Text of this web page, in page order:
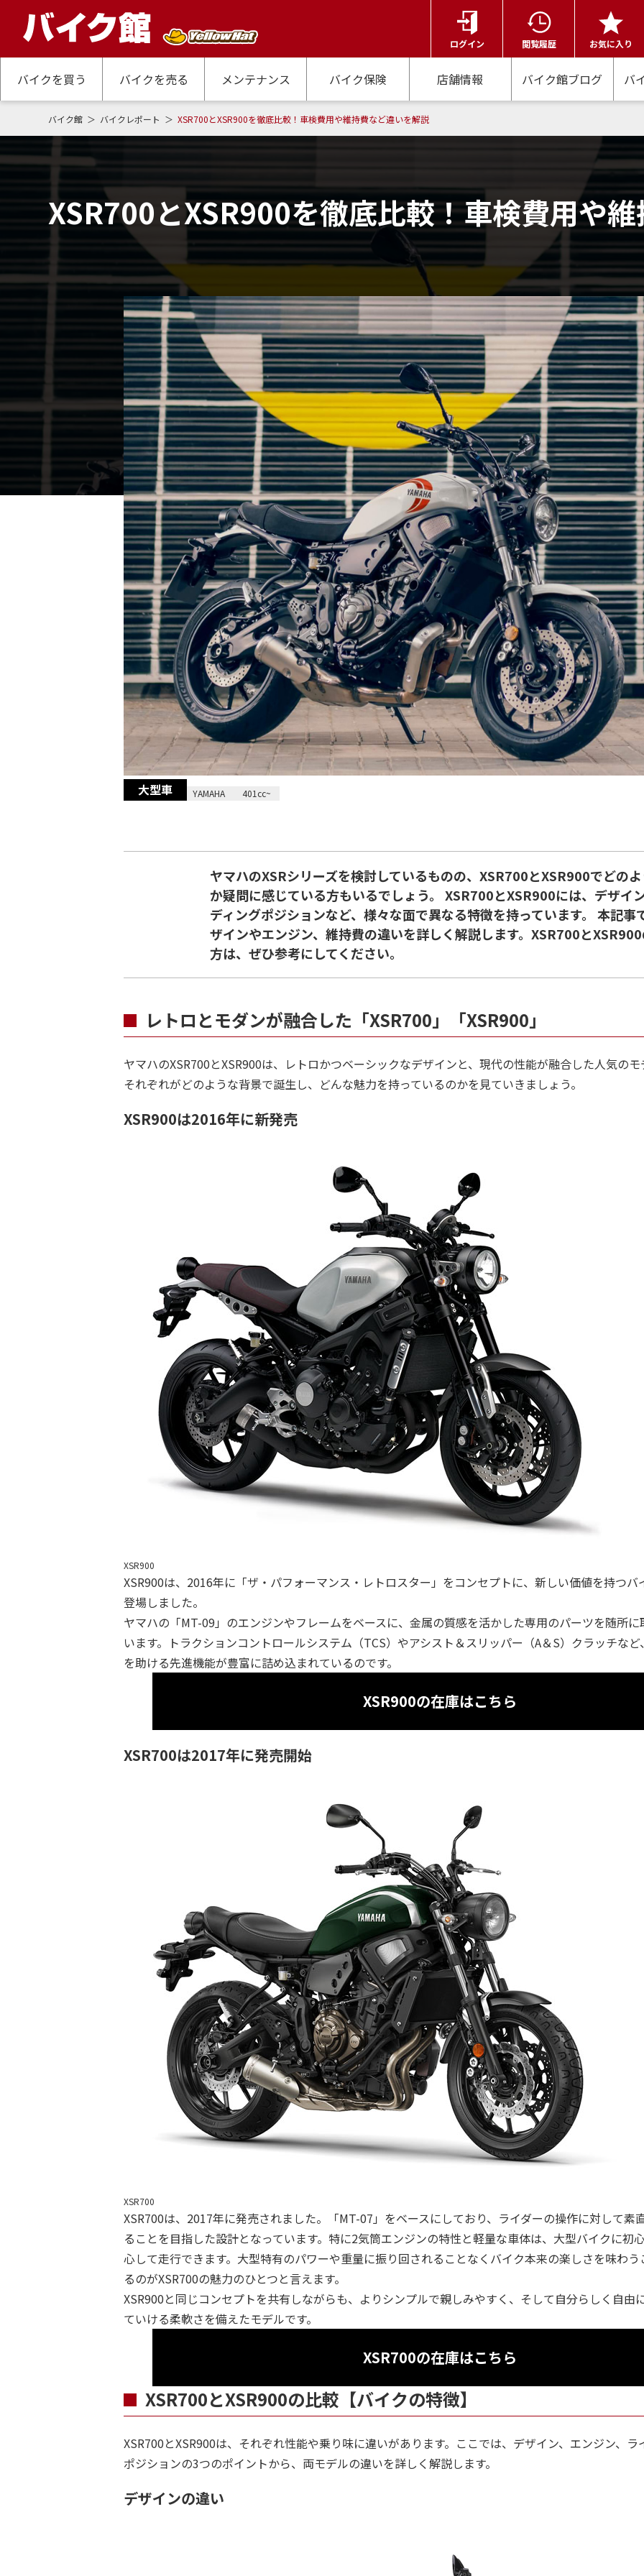
ログイン 閲覧履歴 お気に入り
バイクを買う バイクを売る メンテナンス バイク保険 店舗情報 バイク館ブログ バ
バイク館 バイクレポート XSR700とXSR900を徹底比較！車検費用や維持費など違いを解説
XSR700とXSR900を徹底比較！車検費用や
大型車
2026/04/17 YAMAHA 401cc~
ヤマハのXSRシリーズを検討しているものの、XSR700とXSR900でどの
か疑問に感じている方もいるでしょう。 XSR700とXSR900には、デザイ
ディングポジションなど、様々な面で異なる特徴を持っています。 本記事
ザインやエンジン、維持費の違いを詳しく解説します。XSR700と
方は、ぜひ参考にしてください。
レトロとモダンが融合した「XSR700」「XSR900」
ヤマハのXSR700とXSR900は、レトロかつベーシックなデザインと、現代の性能が融合した人気のモ
それぞれがどのような背景で誕生し、どんな魅力を持っているのかを見ていきましょう。
XSR900は2016年に新発売
XSR900
XSR900は、2016年に「ザ・パフォーマンス・レトロスター」をコンセプトに、新しい価値を持つバ
登場しました。
ヤマハの「MT-09」のエンジンやフレームをベースに、金属の質感を活かした専用のパーツを随所に
います。トラクションコントロールシステム（TCS）やアシスト＆スリッパー（A＆S）クラッチなど
を助ける先進機能が豊富に詰め込まれているのです。
XSR900の在庫はこちら
XSR700は2017年に発売開始
XSR700
XSR700は、2017年に発売されました。「MT-07」をベースにしており、ライダーの操作に対して素
ることを目指した設計となっています。特に2気筒エンジンの特性と軽量な車体は、大型バイクに初
心して走行できます。大型特有のパワーや重量に振り回されることなくバイク本来の楽しさを味わう
るのがXSR700の魅力のひとつと言えます。
XSR900と同じコンセプトを共有しながらも、よりシンプルで親しみやすく、そして自分らしく自由
ていける柔軟さを備えたモデルです。
XSR700の在庫はこちら
XSR700とXSR900の比較【バイクの特徴】
XSR700とXSR900は、それぞれ性能や乗り味に違いがあります。ここでは、デザイン、エンジン、ラ
ポジションの3つのポイントから、両モデルの違いを詳しく解説します。
デザインの違い